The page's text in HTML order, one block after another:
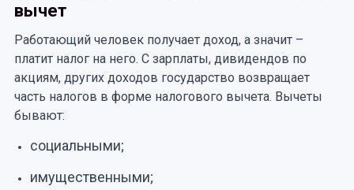
вычет
Работающий человек получает доход, а значит –
платит налог на него. С зарплаты, дивидендов по
акциям, других доходов государство возвращает
часть налогов в форме налогового вычета. Вычеты
бывают:
социальными;
имущественными;